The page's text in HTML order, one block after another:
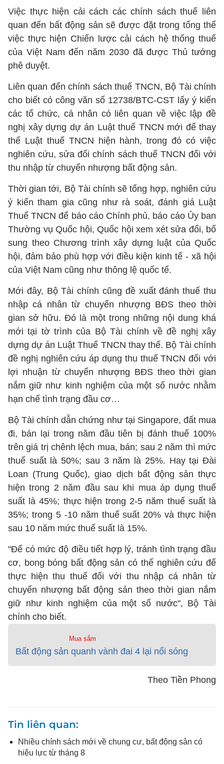
Việc thực hiện cải cách các chính sách thuế liên
quan đến bất động sản sẽ được đặt trong tổng thể
việc thực hiện Chiến lược cải cách hệ thống thuế
của Việt Nam đến năm 2030 đã được Thủ tướng
phê duyệt.
Liên quan đến chính sách thuế TNCN, Bộ Tài chính
cho biết có công văn số 12738/BTC-CST lấy ý kiến
các tổ chức, cá nhân có liên quan về việc lập đề
nghị xây dựng dự án Luật thuế TNCN mới để thay
thế Luật thuế TNCN hiện hành, trong đó có việc
nghiên cứu, sửa đổi chính sách thuế TNCN đối với
thu nhập từ chuyển nhượng bất động sản.
Thời gian tới, Bộ Tài chính sẽ tổng hợp, nghiên cứu
ý kiến tham gia cũng như rà soát, đánh giá Luật
Thuế TNCN để báo cáo Chính phủ, báo cáo Ủy ban
Thường vụ Quốc hội, Quốc hội xem xét sửa đổi, bổ
sung theo Chương trình xây dựng luật của Quốc
hội, đảm bảo phù hợp với điều kiện kinh tế - xã hội
của Việt Nam cũng như thông lệ quốc tế.
Mới đây, Bộ Tài chính cũng đề xuất đánh thuế thu
nhập cá nhân từ chuyển nhượng BĐS theo thời
gian sở hữu. Đó là một trong những nội dung khá
mới tại tờ trình của Bộ Tài chính về đề nghị xây
dựng dự án Luật Thuế TNCN thay thế. Bộ Tài chính
đề nghị nghiên cứu áp dụng thu thuế TNCN đối với
lợi nhuận từ chuyển nhượng BĐS theo thời gian
nắm giữ như kinh nghiệm của một số nước nhằm
hạn chế tình trạng đầu cơ…
Bộ Tài chính dẫn chứng như tại Singapore, đất mua
đi, bán lại trong năm đầu tiên bị đánh thuế 100%
trên giá trị chênh lệch mua, bán; sau 2 năm thì mức
thuế suất là 50%; sau 3 năm là 25%. Hay tại Đài
Loan (Trung Quốc), giao dịch bất động sản thực
hiện trong 2 năm đầu sau khi mua áp dụng thuế
suất là 45%; thực hiện trong 2-5 năm thuế suất là
35%; trong 5 -10 năm thuế suất 20% và thực hiện
sau 10 năm mức thuế suất là 15%.
"Để có mức độ điều tiết hợp lý, tránh tình trạng đầu
cơ, bong bóng bất động sản có thể nghiên cứu để
thực hiện thu thuế đối với thu nhập cá nhân từ
chuyển nhượng bất động sản theo thời gian nắm
giữ như kinh nghiệm của một số nước", Bộ Tài
chính cho biết.
Mua sắm
Bất động sản quanh vành đai 4 lại nổi sóng
Theo Tiền Phong
Tin liên quan
Nhiều chính sách mới về chung cư, bất động sản có
hiệu lực từ tháng 8